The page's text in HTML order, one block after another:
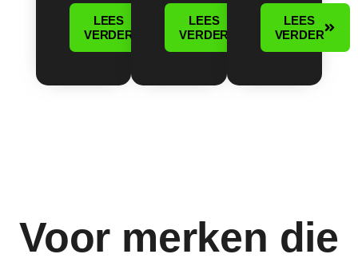
LEES
VERDER
LEES
VERDER
LEES
VERDER
Voor merken die